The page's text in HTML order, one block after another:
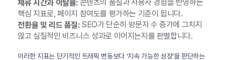
체류 시간과 이탈률:콘텐츠의 품질과 사용자 경험을 반영하는
핵심 지표로, 페이지 참여도를 평가하는 기준이 됩니다.
전환율 및 리드 품질:SEO가 단순히 방문자 수 증가에 그치지
않고 실질적인 비즈니스 성과로 이어지는지를 판별합니다.
이러한 지표는 단기적인 트래픽 변동보다 ‘지속 가능한 성장’을 판단하는